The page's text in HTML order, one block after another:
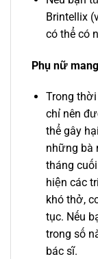
Brintellix
có thể có
Phụ nữ
Trong
chỉ nên
thể gây
những bà
tháng
hiện các
khó thở,
tục. Nếu
trong số
bác sĩ.